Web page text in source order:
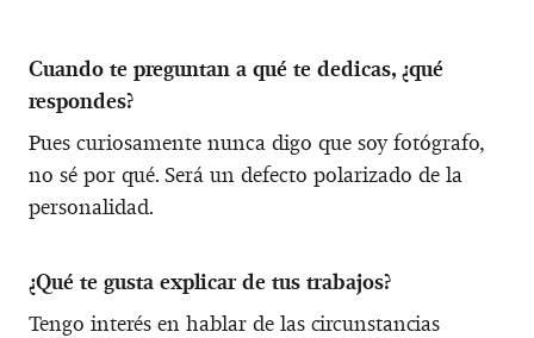
Cuando te preguntan a qué te dedicas, ¿qué
respondes?
Pues curiosamente nunca digo que soy fotógrafo,
no sé por qué. Será un defecto polarizado de la
personalidad.
¿Qué te gusta explicar de tus trabajos?
Tengo interés en hablar de las circunstancias